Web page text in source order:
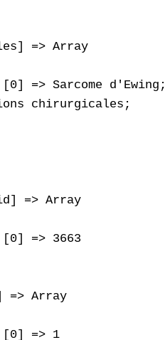
=> Array
=> Sarcome d'Ewing;
chirurgicales;
=> Array
=> 3663
=> Array
=> 1